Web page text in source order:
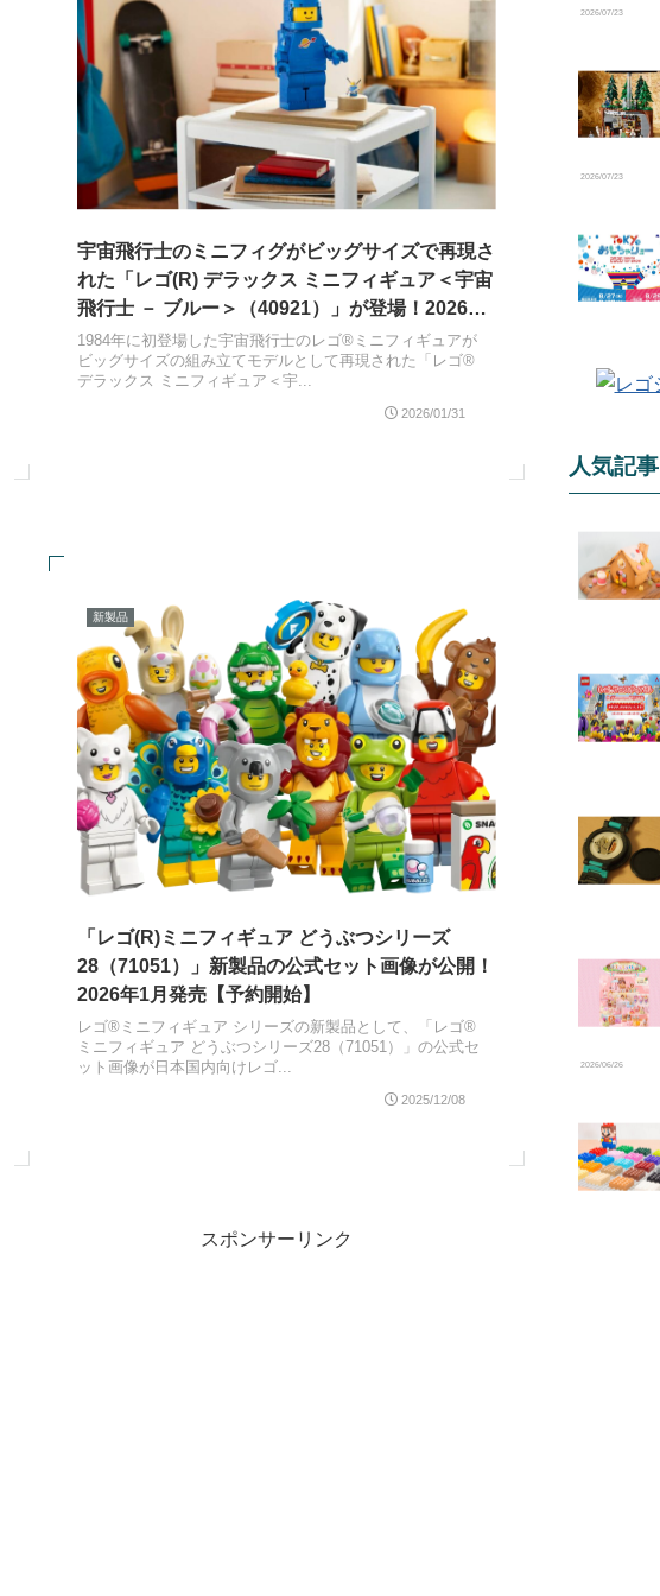
宇宙飛行士のミニフィグがビッグサイズで再現さ
れた「レゴ(R) デラックス ミニフィギュア＜宇宙
飛行士 － ブルー＞（40921）」が登場！2026年
3月1日発売
1984年に初登場した宇宙飛行士のレゴ®ミニフィギュアが
ビッグサイズの組み立てモデルとして再現された「レゴ®
デラックス ミニフィギュア＜宇...
2026/01/31
新製品
「レゴ(R)ミニフィギュア どうぶつシリーズ
28（71051）」新製品の公式セット画像が公開！
2026年1月発売【予約開始】
レゴ®ミニフィギュア シリーズの新製品として、「レゴ®
ミニフィギュア どうぶつシリーズ28（71051）」の公式セ
ット画像が日本国内向けレゴ...
2025/12/08
スポンサーリンク
2026/07/23
2026/07/23
人気記事
2026/06/26